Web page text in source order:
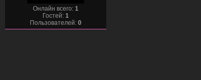
Онлайн всего: 1
Гостей: 1
Пользователей: 0